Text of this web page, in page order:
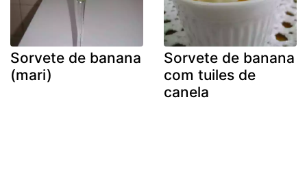
Sorvete de banana
(mari)
Sorvete de banana
com tuiles de
canela